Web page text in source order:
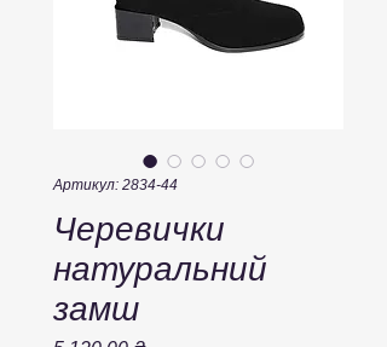
Артикул: 2834-44
Черевички
натуральний
замш